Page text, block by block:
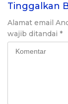
Tinggalkan
Alamat email
wajib ditandai *